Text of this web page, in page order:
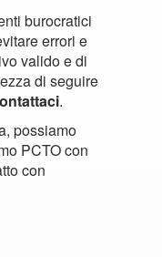
burocratici
errori e
valido e di
di seguire
.
possiamo
PCTO con
con